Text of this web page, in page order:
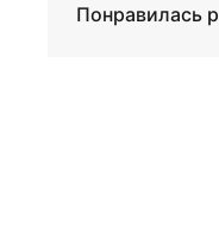
Понравилась